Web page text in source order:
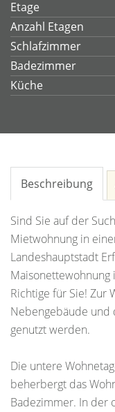
Etage
Anzahl Etagen
Schlafzimmer
Badezimmer
Küche
Beschreibung
Sind Sie auf der
Mietwohnung in
Landeshauptstadt
Maisonettewohnung
Richtige für Sie! Zur
Nebengebäude und
genutzt werden.
Die untere
beherbergt das
Badezimmer. In der